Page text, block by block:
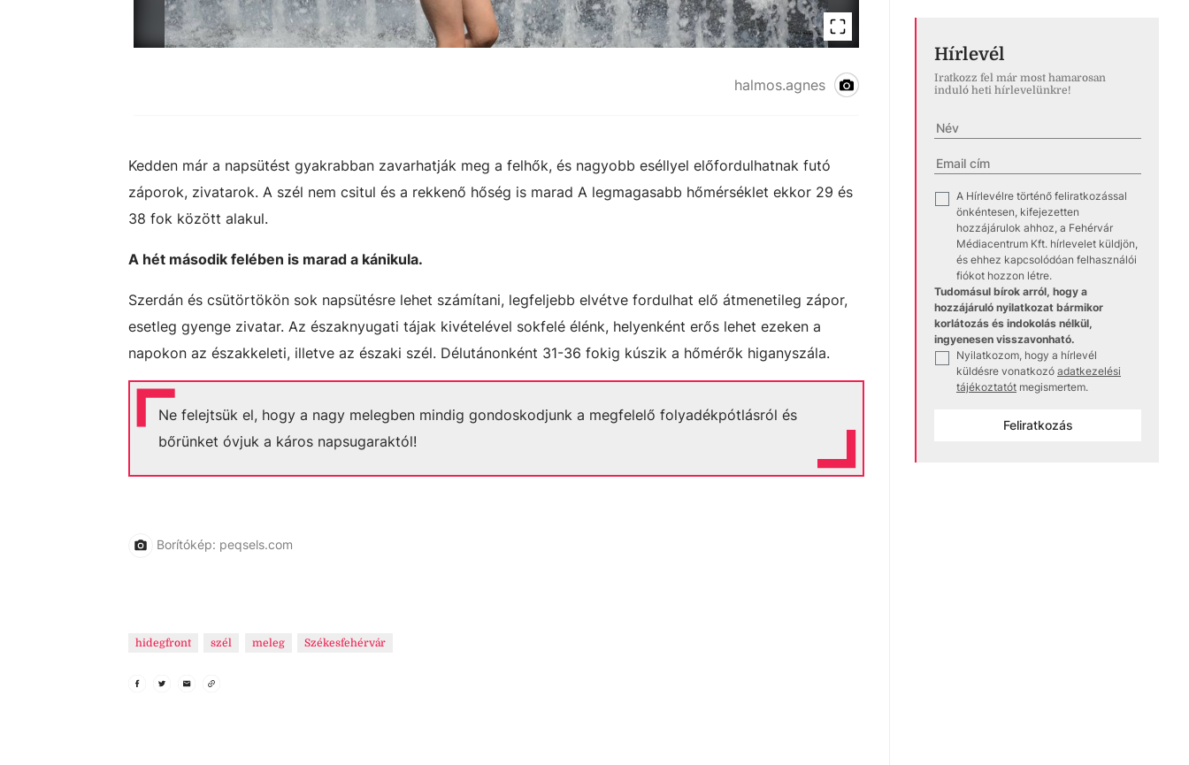
halmos.agnes
Kedden már a napsütést gyakrabban zavarhatják meg a felhők, és nagyobb eséllyel előfordulhatnak futó
záporok, zivatarok. A szél nem csitul és a rekkenő hőség is marad A legmagasabb hőmérséklet ekkor 29 és
38 fok között alakul.
A hét második felében is marad a kánikula.
Szerdán és csütörtökön sok napsütésre lehet számítani, legfeljebb elvétve fordulhat elő átmenetileg zápor,
esetleg gyenge zivatar. Az északnyugati tájak kivételével sokfelé élénk, helyenként erős lehet ezeken a
napokon az északkeleti, illetve az északi szél. Délutánonként 31-36 fokig kúszik a hőmérők higanyszála.
Ne felejtsük el, hogy a nagy melegben mindig gondoskodjunk a megfelelő folyadékpótlásról és
bőrünket óvjuk a káros napsugaraktól!
Borítókép: peqsels.com
hidegfront szél meleg Székesfehérvár
Hírlevél
Iratkozz fel már most hamarosan
induló heti hírlevelünkre!
A Hírlevélre történő feliratkozással
önkéntesen, kifejezetten
hozzájárulok ahhoz, a Fehérvár
Médiacentrum Kft. hírlevelet küldjön,
és ehhez kapcsolódóan felhasználói
fiókot hozzon létre.
Tudomásul bírok arról, hogy a
hozzájáruló nyilatkozat bármikor
korlátozás és indokolás nélkül,
ingyenesen visszavonható.
Nyilatkozom, hogy a hírlevél
küldésre vonatkozó adatkezelési
tájékoztatót megismertem.
Feliratkozás